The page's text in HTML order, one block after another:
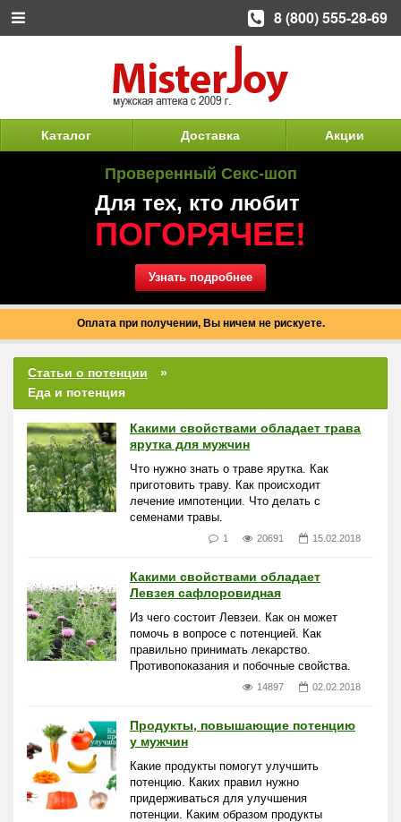
Каталог Доставка Акции
Проверенный Секс-шоп
Для тех, кто любит
ПОГОРЯЧЕЕ!
Узнать подробнее
Оплата при получении, Вы ничем не рискуете.
Статьи о потенции
Еда и потенция
Какими свойствами обладает трава
ярутка для мужчин
Что нужно знать о траве ярутка. Как
приготовить траву. Как происходит
лечение импотенции. Что делать с
семенами травы.
1 20691 15.02.2018
Какими свойствами обладает
Левзея сафлоровидная
Из чего состоит Левзеи. Как он может
помочь в вопросе с потенцией. Как
правильно принимать лекарство.
Противопоказания и побочные свойства.
14897 02.02.2018
Продукты, повышающие потенцию
у мужчин
Какие продукты помогут улучшить
потенцию. Каких правил нужно
придерживаться для улучшения
потенции. Каким образом продукты
8 (800) 555-28-69